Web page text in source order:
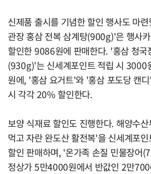
신제품 출시를 기념한 할인 행사도 마
관장 홍삼 전복 삼계탕(900g)'은 행사
할인한 9086원에 판매한다. '홍삼 청국
(930g)'는 신세계포인트 적립 시 3000
원에, '홍삼 요거트'와 '홍삼 포도당 캔
시 각각 20% 할인한다.
보양 식재료 할인도 진행한다. 해양수
먹고 자란 완도산 활전복'을 신세계포
할인 판매하며, '온가족 손질 민물장어
정상가 5만4000원에서 반값인 2만